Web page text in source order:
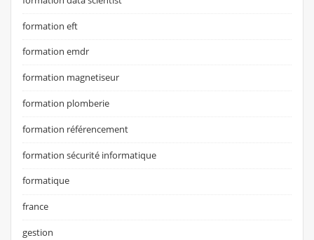
formation eft
formation emdr
formation magnetiseur
formation plomberie
formation référencement
formation sécurité informatique
formatique
france
gestion